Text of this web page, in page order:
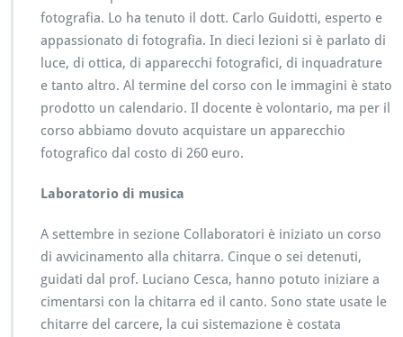
fotografia. Lo ha tenuto il dott. Carlo Guidotti, esperto e
appassionato di fotografia. In dieci lezioni si è parlato di
luce, di ottica, di apparecchi fotografici, di inquadrature
e tanto altro. Al termine del corso con le immagini è stato
prodotto un calendario. Il docente è volontario, ma per il
corso abbiamo dovuto acquistare un apparecchio
fotografico dal costo di 260 euro.
Laboratorio di musica
A settembre in sezione Collaboratori è iniziato un corso
di avvicinamento alla chitarra. Cinque o sei detenuti,
guidati dal prof. Luciano Cesca, hanno potuto iniziare a
cimentarsi con la chitarra ed il canto. Sono state usate le
chitarre del carcere, la cui sistemazione è costata